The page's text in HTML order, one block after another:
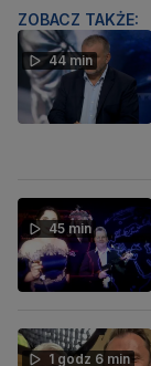
ZOBACZ TAKŻE:
44 min
45 min
1 godz 6 min